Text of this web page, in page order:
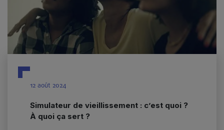
12 août 2024
Simulateur de vieillissement : c’est quoi ?
À quoi ça sert ?